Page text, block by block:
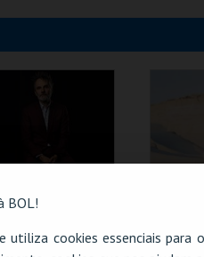
BOL!
utiliza cookies essenciais
MIKE VIOLA